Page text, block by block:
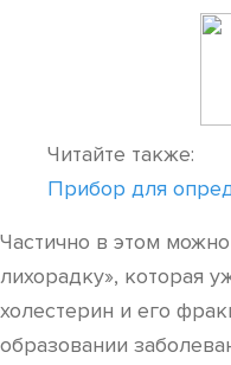
Читайте также:
Прибор для
Частично в этом
лихорадку», которая
холестерин и его
образовании